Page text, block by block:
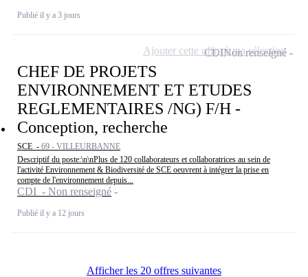
Publié il y a 3 jours
CHEF DE PROJETS
ENVIRONNEMENT ET ETUDES
REGLEMENTAIRES /NG) F/H -
Conception, recherche
SCE - 69 - VILLEURBANNE
Descriptif du poste:\n\nPlus de 120 collaborateurs et collaboratrices au sein de
l'activité Environnement & Biodiversité de SCE oeuvrent à intégrer la prise en
compte de l'environnement depuis...
CDI - Non renseigné
Publié il y a 12 jours
CDINon renseigné
Ajouter cette offre à ma sélection
Afficher les 20 offres suivantes